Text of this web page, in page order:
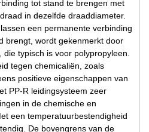
tot stand te brengen met
in dezelfde draaddiameter.
een permanente verbinding
brengt, wordt gekenmerkt door
typisch is voor polypropyleen.
tegen chemicaliën, zoals
positieve eigenschappen van
PP-R leidingsysteem zeer
in de chemische en
een temperatuurbestendigheid
De bovengrens van de